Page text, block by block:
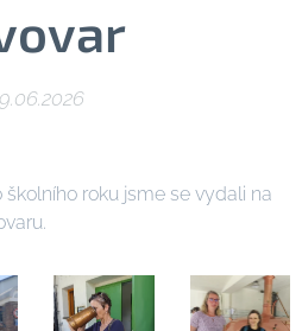
roku jsme se vydali na